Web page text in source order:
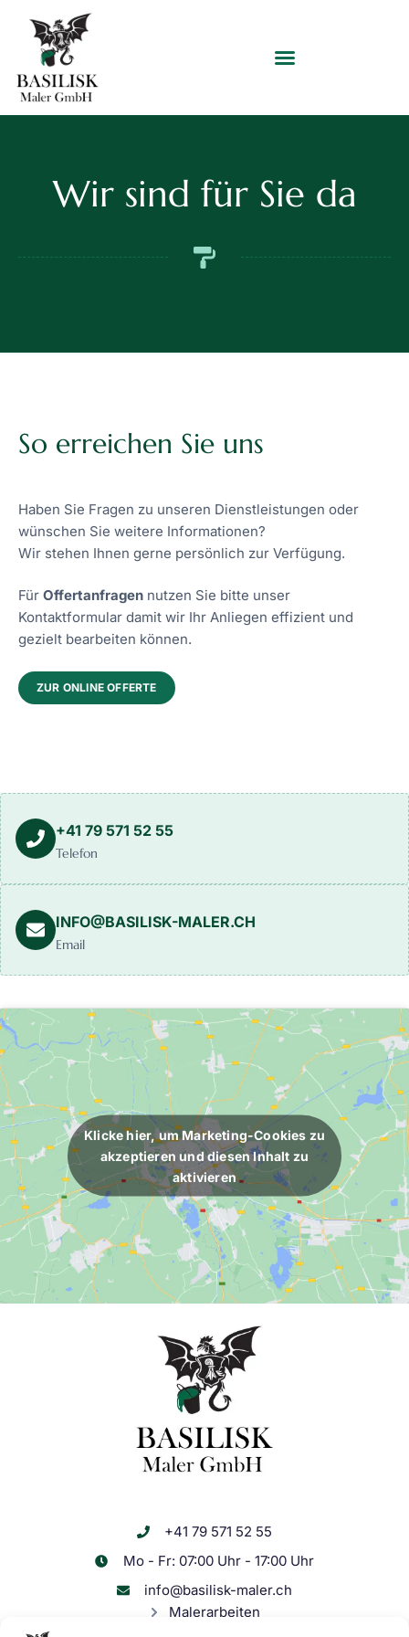
Wir sind für Sie da
So erreichen Sie uns
Haben Sie Fragen zu unseren Dienstleistungen oder
wünschen Sie weitere Informationen?
Wir stehen Ihnen gerne persönlich zur Verfügung.
Für Offertanfragen nutzen Sie bitte unser
Kontaktformular damit wir Ihr Anliegen effizient und
gezielt bearbeiten können.
ZUR ONLINE OFFERTE
+41 79 571 52 55
Telefon
INFO@BASILISK-MALER.CH
Email
Klicke hier, um Marketing-Cookies zu
akzeptieren und diesen Inhalt zu
aktivieren
+41 79 571 52 55
Mo - Fr: 07:00 Uhr - 17:00 Uhr
info@basilisk-maler.ch
Malerarbeiten